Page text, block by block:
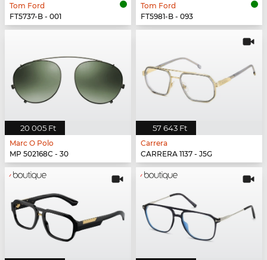
Tom Ford
FT5737-B - 001
Tom Ford
FT5981-B - 093
20 005 Ft
Marc O Polo
MP 502168C - 30
57 643 Ft
Carrera
CARRERA 1137 - J5G